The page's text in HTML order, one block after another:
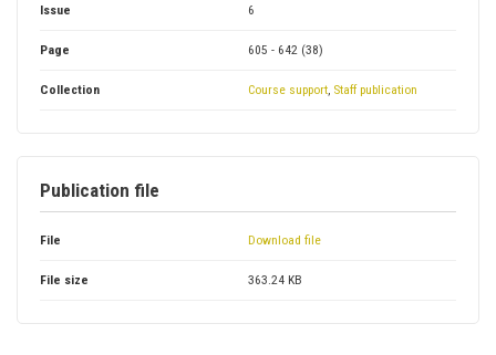
Issue 6
Page 605 - 642 (38)
Collection Course support Staff publication
Publication file
File Download file
File size 363.24 KB